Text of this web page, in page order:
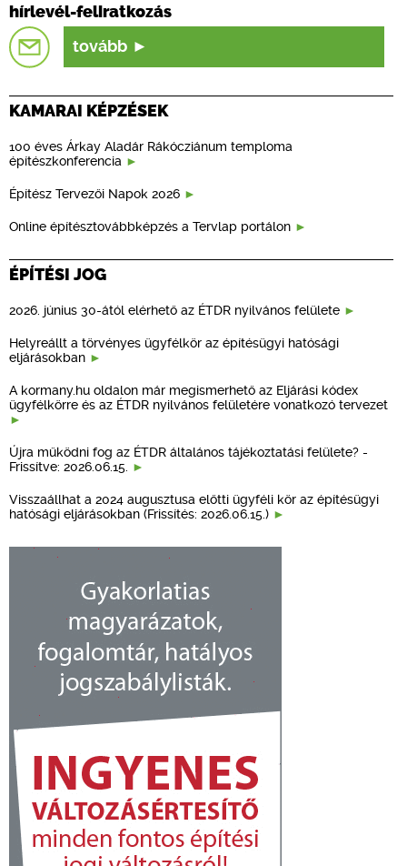
hírlevél-feliratkozás
tovább
KAMARAI KÉPZÉSEK
100 éves Árkay Aladár Rákócziánum temploma
építészkonferencia
Építész Tervezői Napok 2026
Online építésztovábbképzés a Tervlap portálon
ÉPÍTÉSI JOG
2026. június 30-ától elérhető az ÉTDR nyilvános felülete
Helyreállt a törvényes ügyfélkör az építésügyi hatósági
eljárásokban
A kormany.hu oldalon már megismerhető az Eljárási kódex
ügyfélkörre és az ÉTDR nyilvános felületére vonatkozó tervezet
Újra működni fog az ÉTDR általános tájékoztatási felülete? -
Frissítve: 2026.06.15.
Visszaállhat a 2024 augusztusa előtti ügyféli kör az építésügyi
hatósági eljárásokban (Frissítés: 2026.06.15.)